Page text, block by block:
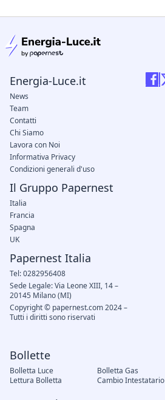
Bollette
Bolletta Luce Bolletta Gas
Lettura Bolletta
Cambio Intestatario
Energia-Luce.it
News
Team
Contatti
Chi Siamo
Lavora con Noi
Informativa Privacy
Condizioni generali d'uso
Il Gruppo Papernest
Italia
Francia
Spagna
UK
Papernest Italia
Tel: 0282956408
Sede Legale: Via Leone XIII, 14 –
20145 Milano (MI)
Copyright © papernest.com 2024 –
Tutti i diritti sono riservati